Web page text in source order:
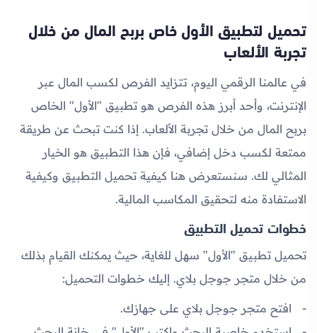
تحميل لتطبيق الأول خاص بربح المال من خلال
تجربة الألعاب
في عالمنا الرقمي اليوم، تتزايد الفرص لكسب المال عبر
الإنترنت، وأحد أبرز هذه الفرص هو تطبيق "الأول" الخاص
بربح المال من خلال تجربة الألعاب. إذا كنت تبحث عن طريقة
ممتعة لكسب دخل إضافي، فإن هذا التطبيق هو الخيار
المثالي لك. سنستعرض هنا كيفية تحميل التطبيق وكيفية
الاستفادة منه لتحقيق المكاسب المالية.
خطوات تحميل التطبيق
تحميل تطبيق "الأول" سهل للغاية، حيث يمكنك القيام بذلك
من خلال متجر جوجل بلاي. إليك خطوات التحميل:
افتح متجر جوجل بلاي على جهازك.